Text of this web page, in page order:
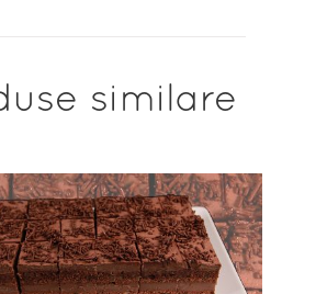
similare
ADAUGĂ ÎN COȘ